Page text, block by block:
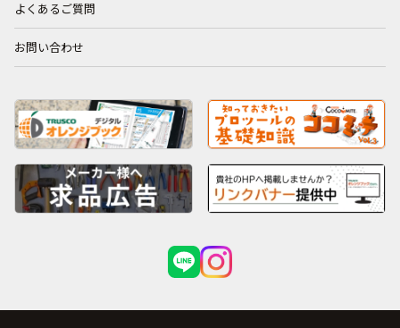
よくあるご質問
お問い合わせ